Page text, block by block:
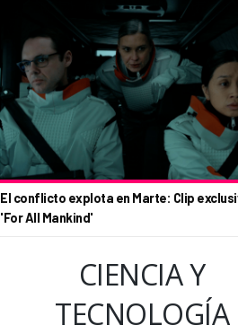
El conflicto explota en Marte: Clip
'For All Mankind'
CIENCIA Y
TECNOLOGÍA